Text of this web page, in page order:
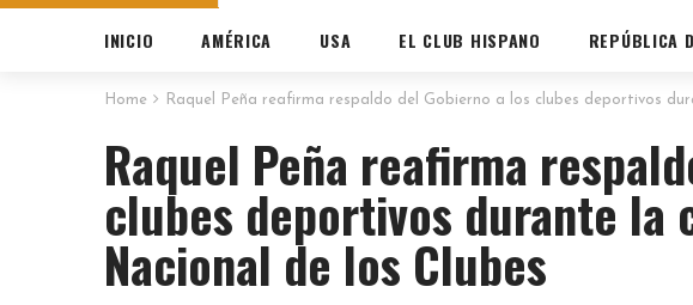
INICIO AMÉRICA USA EL CLUB HISPANO REPÚBLICA
Home Raquel Peña reafirma respaldo del Gobierno a los clubes deportivos
Raquel Peña reafirma
clubes deportivos durante la
Nacional de los Clubes